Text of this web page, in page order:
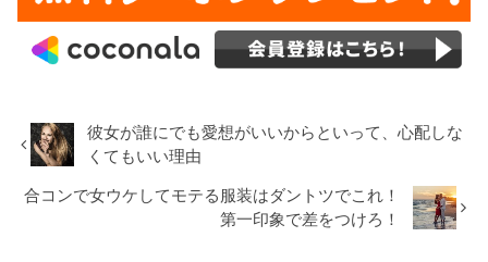
彼女が誰にでも愛想がいいからといって、心配しな
くてもいい理由
合コンで女ウケしてモテる服装はダントツでこれ！
第一印象で差をつけろ！